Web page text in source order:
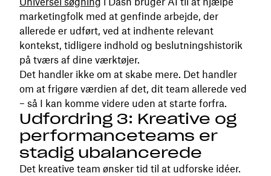
marketingfolk med at genfinde arbejde, der
allerede er udført, ved at indhente relevant
kontekst, tidligere indhold og beslutningshistorik
på tværs af dine værktøjer.
Det handler ikke om at skabe mere. Det handler
om at frigøre værdien af ​​det, dit team allerede ved
– så I kan komme videre uden at starte forfra.
Udfordring 3: Kreative og
performanceteams er
stadig ubalancerede
Det kreative team ønsker tid til at udforske idéer.